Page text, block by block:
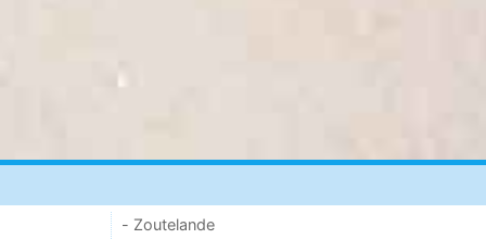
- Zoutelande